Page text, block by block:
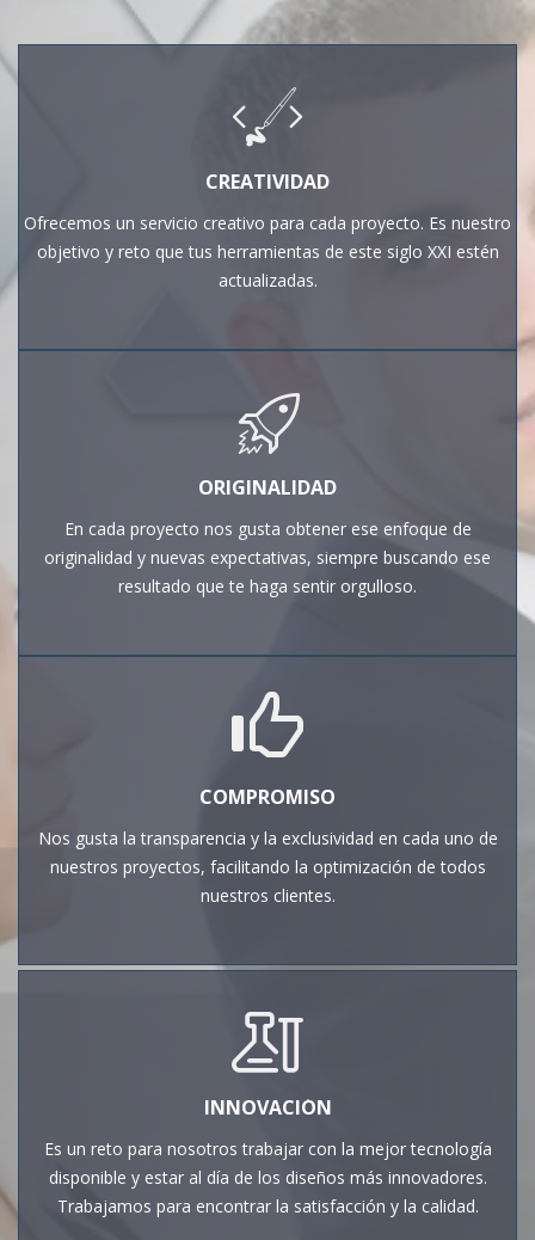
CREATIVIDAD
Ofrecemos un servicio creativo para cada proyecto. Es nuestro
objetivo y reto que tus herramientas de este siglo XXI estén
actualizadas.
ORIGINALIDAD
En cada proyecto nos gusta obtener ese enfoque de
originalidad y nuevas expectativas, siempre buscando ese
resultado que te haga sentir orgulloso.
COMPROMISO
Nos gusta la transparencia y la exclusividad en cada uno de
nuestros proyectos, facilitando la optimización de todos
nuestros clientes.
INNOVACIÓN
Es un reto para nosotros trabajar con la mejor tecnología
disponible y estar al día de los diseños más innovadores.
Trabajamos para encontrar la satisfacción y la calidad.